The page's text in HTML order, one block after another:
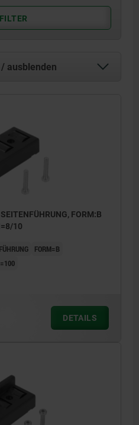
FILTER
ausblenden
FORM:B
10
FORM=B
DETAILS